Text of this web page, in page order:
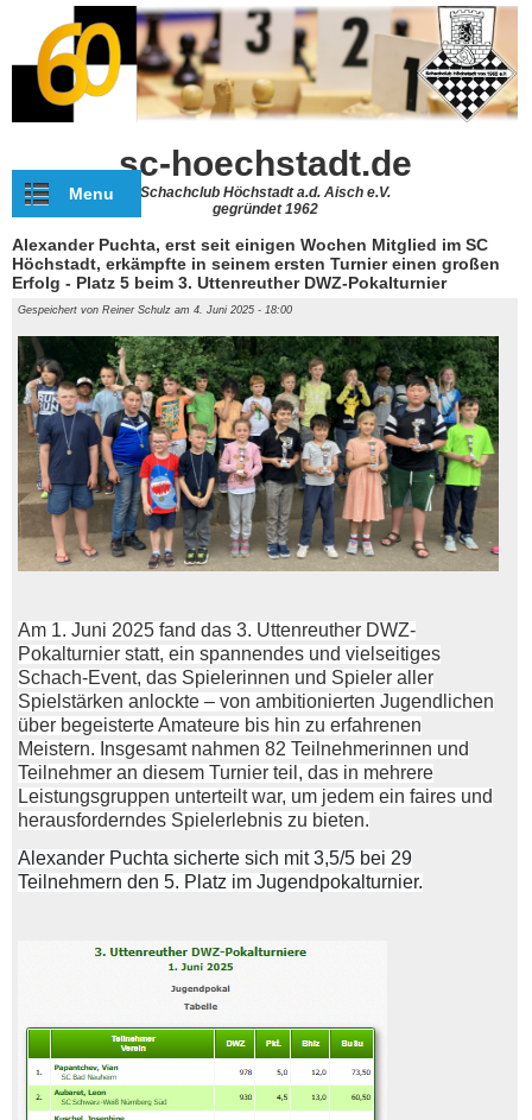
Direkt zum Inhalt
sc-hoechstadt.de
Schachclub Höchstadt a.d. Aisch e.V.
gegründet 1962
Menu
Alexander Puchta, erst seit einigen Wochen Mitglied im SC
Höchstadt, erkämpfte in seinem ersten Turnier einen großen
Erfolg - Platz 5 beim 3. Uttenreuther DWZ-Pokalturnier
Gespeichert von Reiner Schulz am 4. Juni 2025 - 18:00
Am 1. Juni 2025 fand das 3. Uttenreuther DWZ-
Pokalturnier statt, ein spannendes und vielseitiges
Schach-Event, das Spielerinnen und Spieler aller
Spielstärken anlockte – von ambitionierten Jugendlichen
über begeisterte Amateure bis hin zu erfahrenen
Meistern. Insgesamt nahmen 82 Teilnehmerinnen und
Teilnehmer an diesem Turnier teil, das in mehrere
Leistungsgruppen unterteilt war, um jedem ein faires und
herausforderndes Spielerlebnis zu bieten.
Alexander Puchta sicherte sich mit 3,5/5 bei 29
Teilnehmern den 5. Platz im Jugendpokalturnier.